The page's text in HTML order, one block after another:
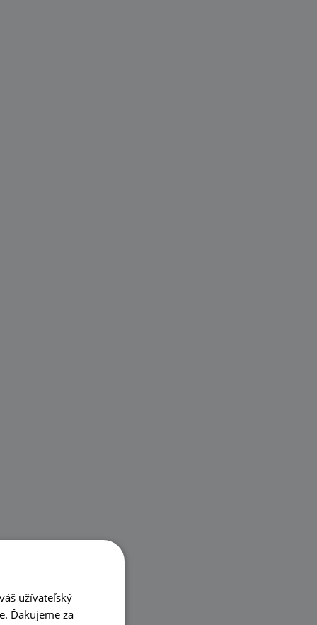
užívateľský
Ďakujeme za